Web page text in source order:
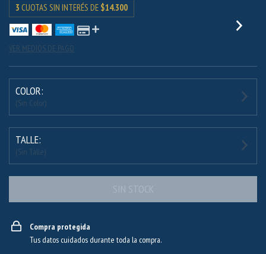
3 CUOTAS SIN INTERÉS DE $14.300
VER MEDIOS DE PAGO
COLOR:
(Sin Color)
TALLE:
(Sin Talle)
Compra protegida
Tus datos cuidados durante toda la compra.